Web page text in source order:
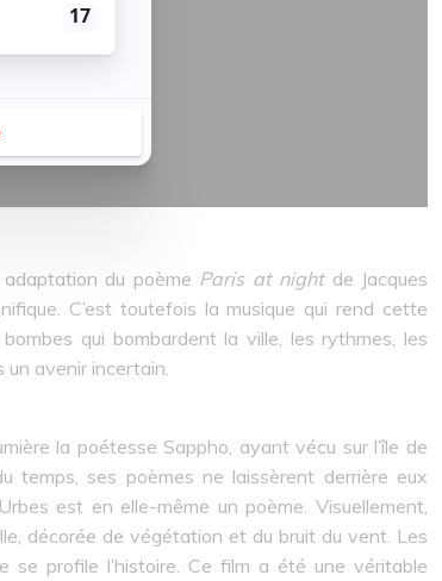
du poème Paris at nightde Jacques
C’est toutefois la musique qui rend cette
qui bombardent la ville, les rythmes, les
avenir incertain.
la poétesse Sappho, ayant vécu sur l’île de
ses poèmes ne laissèrent derrière eux
est en elle-même un poème. Visuellement,
décorée de végétation et du bruit du vent. Les
profile l’histoire. Ce film a été une véritable